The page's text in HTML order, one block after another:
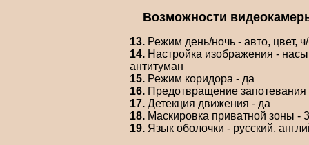
Возможности
13. Режим день/ночь - авто, цвет,
14. Настройка изображения -
антитуман
15. Режим коридора - да
16. Предотвращение запотевания
17. Детекция движения - да
18. Маскировка приватной зоны -
19. Язык оболочки - русский,